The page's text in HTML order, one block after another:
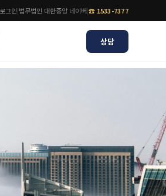
로그인|법무법인 대한중앙 네이버|☎ 1533-7377
상담
법률 블로그
법률서식
뉴스레터/브로슈어